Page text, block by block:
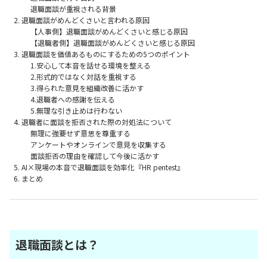
退職面談が重視される背景
退職面談がめんどくさいと言われる原因
【人事側】退職面談がめんどくさいと感じる原因
【退職者側】退職面談がめんどくさいと感じる原因
退職面談を価値あるものにするための5つのポイント
1.安心して本音を話せる環境を整える
2.形式的ではなく対話を重視する
3.得られた意見を組織改善に活かす
4.退職者への感謝を伝える
5.無理な引き止めは行わない
退職者に面談を拒否された際の対処法について
無理に強要せず意思を尊重する
アンケートやオンラインで意見を収集する
面談拒否の理由を確認して今後に活かす
AI×現場の本音で退職面談を効率化『HR pentest』
まとめ
退職面談とは？